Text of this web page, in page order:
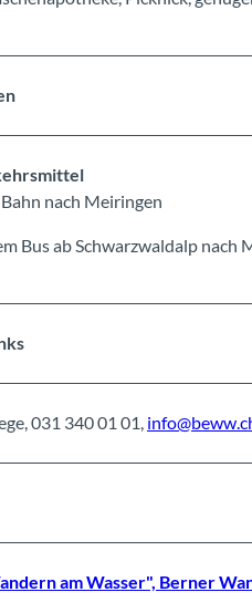
nach Meiringen
Bus ab Schwarzwaldalp nach
031 340 01 01,
am Wasser", Berner